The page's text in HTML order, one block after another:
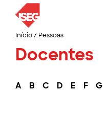
Início/ Pessoas
Docentes
A B C D E F G